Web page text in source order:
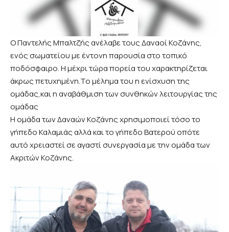
Ο Παντελής Μπαλτζής ανέλαβε τους Δαναοί Κοζάνης,
ενός σωματείου με έντονη παρουσία στο τοπικό
ποδόσφαιρο. Η μέχρι τώρα πορεία του χαρακτηρίζεται
άκρως πετυχημένη.Το μέλημα του η ενίσχυση της
ομάδας,και η αναβάθμιση των συνθηκών λειτουργίας της
ομάδας
Η ομάδα των Δαναών Κοζάνης χρησιμοποιεί τόσο το
γήπεδο Καλαμιάς αλλά και το γήπεδο Βατερού οπότε
αυτό χρειαστεί σε αγαστί συνεργασία με την ομάδα των
Ακριτών Κοζάνης.